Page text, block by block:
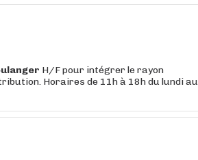
H/F pour intégrer le rayon
Horaires de 11h à 18h du lundi au